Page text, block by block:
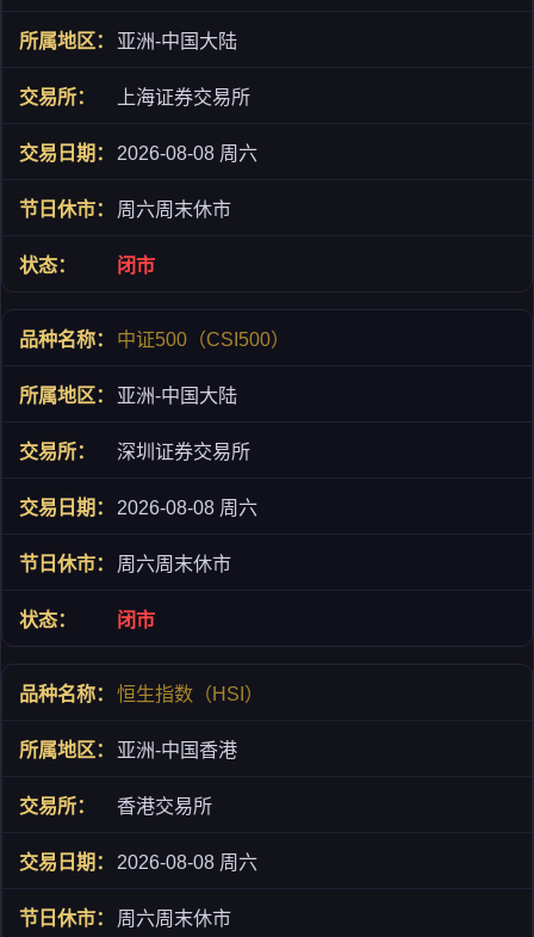
亚洲-中国大陆
上海证券交易所
2026-08-08 周六
周六周末休市
闭市
中证500（CSI500）
亚洲-中国大陆
深圳证券交易所
2026-08-08 周六
周六周末休市
闭市
恒生指数（HSI）
亚洲-中国香港
香港交易所
2026-08-08 周六
周六周末休市